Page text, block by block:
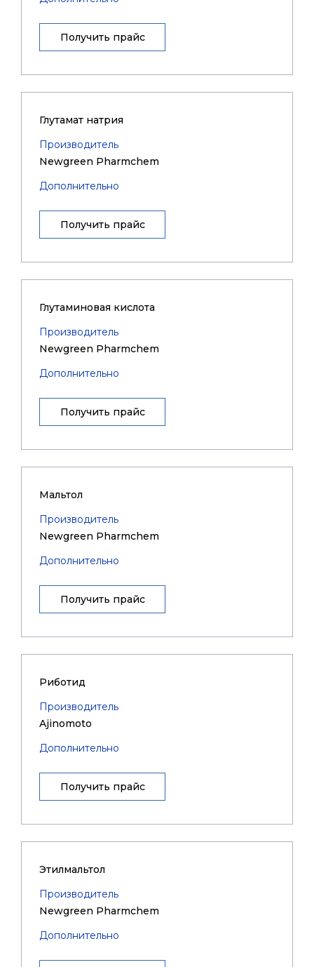
Получить прайс
Глутамат натрия
Производитель
Newgreen Pharmchem
Дополнительно
Получить прайс
Глутаминовая кислота
Производитель
Newgreen Pharmchem
Дополнительно
Получить прайс
Мальтол
Производитель
Newgreen Pharmchem
Дополнительно
Получить прайс
Риботид
Производитель
Ajinomoto
Дополнительно
Получить прайс
Этилмальтол
Производитель
Newgreen Pharmchem
Дополнительно